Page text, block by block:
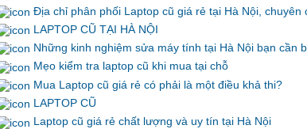
Địa chỉ phân phối Laptop cũ giá rẻ tại Hà Nội,
LAPTOP CŨ TẠI HÀ NỘI
Những kinh nghiệm sửa máy tính tại Hà Nội bạn cần
Mẹo kiểm tra laptop cũ khi mua tại chỗ
Mua Laptop cũ giá rẻ có phải là một điều khả thi?
LAPTOP CŨ
Laptop cũ giá rẻ chất lượng và uy tín tại Hà Nội